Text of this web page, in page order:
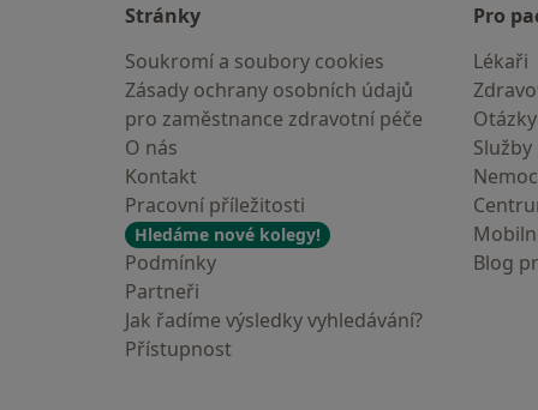
Stránky
Soukromí a soubory cookies
Zásady ochrany osobních údajů
pro zaměstnance zdravotní péče
O nás
Kontakt
Pracovní příležitosti
Hledáme nové kolegy!
Podmínky
Partneři
Jak řadíme výsledky vyhledávání?
Přístupnost
Pro
Lékaři
Služby
Blog